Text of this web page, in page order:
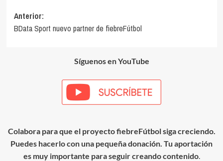
Navegación
de
Anterior:
BData Sport nuevo partner de fiebreFútbol
Síguenos en YouTube
Colabora para que el proyecto fiebreFútbol siga creciendo.
Puedes hacerlo con una pequeña donación. Tu aportación
es muy importante para seguir creando contenido.